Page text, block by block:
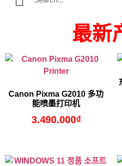
最新
Canon Pixma G2010 多功
能喷墨打印机
3.490.000₫